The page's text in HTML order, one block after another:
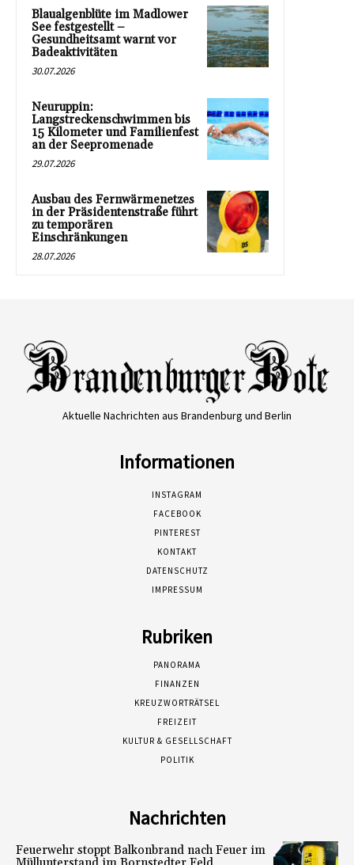
Blaualgenblüte im Madlower
See festgestellt –
Gesundheitsamt warnt vor
Badeaktivitäten
30.07.2026
Neuruppin:
Langstreckenschwimmen bis
15 Kilometer und Familienfest
an der Seepromenade
29.07.2026
Ausbau des Fernwärmenetzes
in der Präsidentenstraße führt
zu temporären
Einschränkungen
28.07.2026
Aktuelle Nachrichten aus Brandenburg und Berlin
Informationen
INSTAGRAM
FACEBOOK
PINTEREST
KONTAKT
DATENSCHUTZ
IMPRESSUM
Rubriken
PANORAMA
FINANZEN
KREUZWORTRÄTSEL
FREIZEIT
KULTUR & GESELLSCHAFT
POLITIK
Nachrichten
Feuerwehr stoppt Balkonbrand nach Feuer im